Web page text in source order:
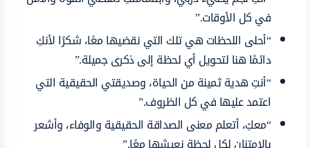
في كل الأوقات.”
“أحلى اللحظات هي تلك التي نقضيها معًا، شكرًا لأنكِ
دائمًا هنا لتحويل أي لحظة إلى ذكرى جميلة.”
“أنتِ هدية ثمينة من الحياة، وصديقتي الحقيقية التي
اعتمد عليها في كل الظروف.”
“معكِ، أتعلم معنى الصداقة الحقيقية والوفاء، وأشعر